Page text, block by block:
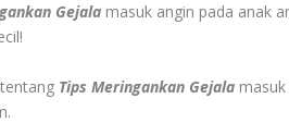
Gejala masuk angin pada anak
Tips Meringankan Gejala